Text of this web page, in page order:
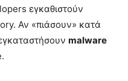
εγκαθιστούν
Αν «πιάσουν» κατά
malware